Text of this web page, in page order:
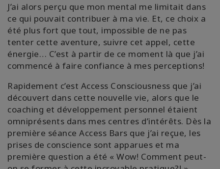
J’ai alors perçu que mon mental me limitait dans
ce qui pouvait contribuer à ma vie. Et, ce choix a
été plus fort que tout, impossible de ne pas
tenter cette aventure, suivre cet appel, cette
énergie… C’est à partir de ce moment là que j’ai
commencé à faire confiance à mes perceptions!
Rapidement c’est Access Consciousness que j’ai
découvert dans cette nouvelle vie, alors que le
coaching et développement personnel étaient
omniprésents dans mes centres d’intérêts. Dès la
première séance Access Bars que j’ai reçue, les
prises de conscience sont apparues et ma
première question a été « Wow! Comment peut-